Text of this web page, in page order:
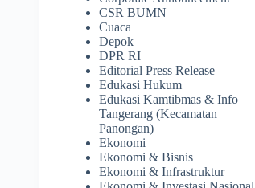
CSR BUMN
Cuaca
Depok
DPR RI
Editorial Press Release
Edukasi Hukum
Edukasi Kamtibmas & Info
Tangerang (Kecamatan
Panongan)
Ekonomi
Ekonomi & Bisnis
Ekonomi & Infrastruktur